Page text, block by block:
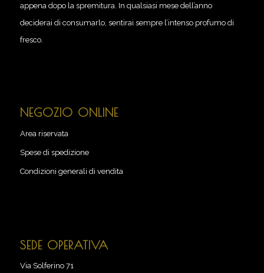
appena dopo la spremitura. In qualsiasi mese dell’anno
deciderai di consumarlo, sentirai sempre l’intenso profumo di
fresco.
NEGOZIO ONLINE
Area riservata
Spese di spedizione
Condizioni generali di vendita
SEDE OPERATIVA
Via Solferino 71